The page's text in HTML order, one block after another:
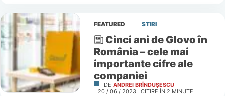
FEATURED STIRI
Cinci ani de Glovo în
România – cele mai
importante cifre ale
companiei
DE ANDREI BRÎNDUȘESCU
20 / 06 / 2023
CITIRE ÎN 2 MINUTE